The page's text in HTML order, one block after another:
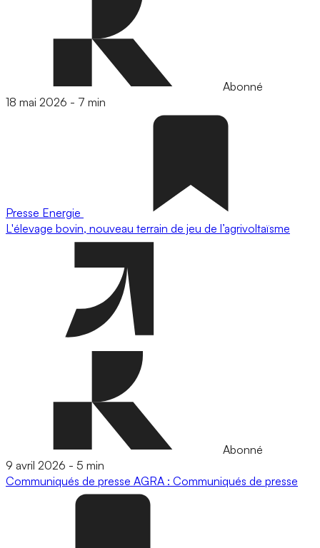
Abonné
18 mai 2026 - 7 min
Presse Energie
L'élevage bovin, nouveau terrain de jeu de l’agrivoltaïsme
Abonné
9 avril 2026 - 5 min
Communiqués de presse AGRA : Communiqués de presse